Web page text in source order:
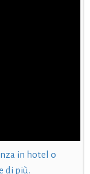
in hotel o
di più.